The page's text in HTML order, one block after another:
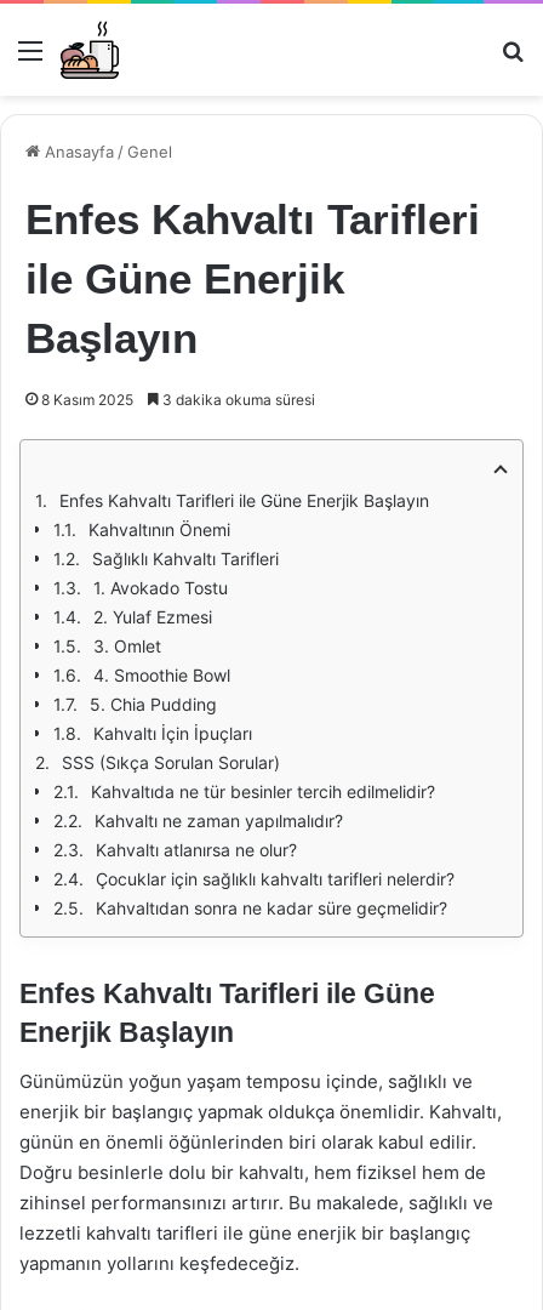
Menü
Anasayfa /Genel
Enfes Kahvaltı Tarifleri
ile Güne Enerjik
Başlayın
8 Kasım 2025 3 dakika okuma süresi
Enfes Kahvaltı Tarifleri ile Güne Enerjik Başlayın
Kahvaltının Önemi
Sağlıklı Kahvaltı Tarifleri
1. Avokado Tostu
2. Yulaf Ezmesi
3. Omlet
4. Smoothie Bowl
5. Chia Pudding
Kahvaltı İçin İpuçları
SSS (Sıkça Sorulan Sorular)
Kahvaltıda ne tür besinler tercih edilmelidir?
Kahvaltı ne zaman yapılmalıdır?
Kahvaltı atlanırsa ne olur?
Çocuklar için sağlıklı kahvaltı tarifleri nelerdir?
Kahvaltıdan sonra ne kadar süre geçmelidir?
Enfes Kahvaltı Tarifleri ile Güne
Enerjik Başlayın
Günümüzün yoğun yaşam temposu içinde, sağlıklı ve
enerjik bir başlangıç yapmak oldukça önemlidir. Kahvaltı,
günün en önemli öğünlerinden biri olarak kabul edilir.
Doğru besinlerle dolu bir kahvaltı, hem fiziksel hem de
zihinsel performansınızı artırır. Bu makalede, sağlıklı ve
lezzetli kahvaltı tarifleri ile güne enerjik bir başlangıç
yapmanın yollarını keşfedeceğiz.